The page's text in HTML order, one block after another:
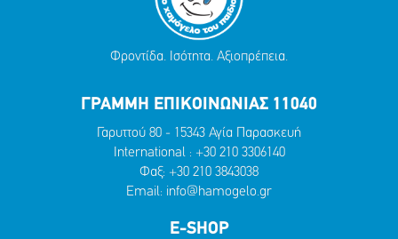
Φροντίδα. Ισότητα. Αξιοπρέπεια.
ΓΡΑΜΜΗ ΕΠΙΚΟΙΝΩΝΙΑΣ 11040
Γαρυττού 80 - 15343 Αγία Παρασκευή
International : +30 210 3306140
Φαξ: +30 210 3843038
Email: info@hamogelo.gr
E-SHOP